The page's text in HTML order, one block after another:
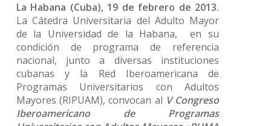
La Habana (Cuba), 19 de febrero de 2013.
La Cátedra Universitaria del Adulto Mayor
de la Universidad de la Habana, en su
condición de programa de referencia
nacional, junto a diversas instituciones
cubanas y la Red Iberoamericana de
Programas Universitarios con Adultos
Mayores (RIPUAM), convocan al V Congreso
Iberoamericano de Programas